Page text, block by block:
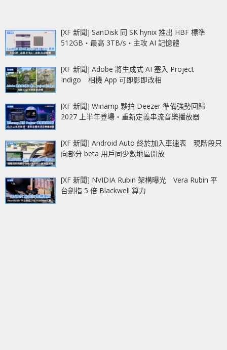
[XF 新聞] SanDisk 同 SK hynix 推出 HBF 標準
512GB‧最高 3TB/s‧主攻 AI 記憶體
[XF 新聞] Adobe 將生成式 AI 塞入 Project
Indigo 相機 App 可即影即改相
[XF 新聞] Winamp 夥拍 Deezer 準備強勢回歸
2027 上半年登場‧重新定義串流音樂播放器
[XF 新聞] Android Auto 終於加入車速表 現階段只
向部分 beta 用戶同少數地區開放
[XF 新聞] NVIDIA Rubin 架構曝光 Vera Rubin 平
台劍指 5 倍 Blackwell 算力